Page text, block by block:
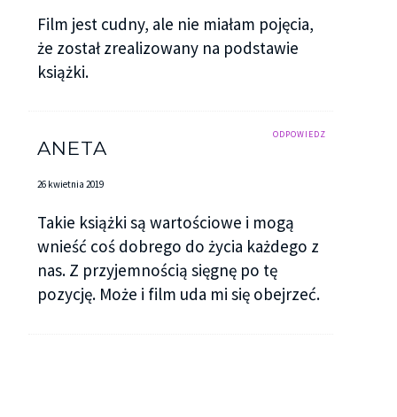
Film jest cudny, ale nie miałam pojęcia,
że został zrealizowany na podstawie
książki.
ODPOWIEDZ
ANETA
26 kwietnia 2019
Takie książki są wartościowe i mogą
wnieść coś dobrego do życia każdego z
nas. Z przyjemnością sięgnę po tę
pozycję. Może i film uda mi się obejrzeć.